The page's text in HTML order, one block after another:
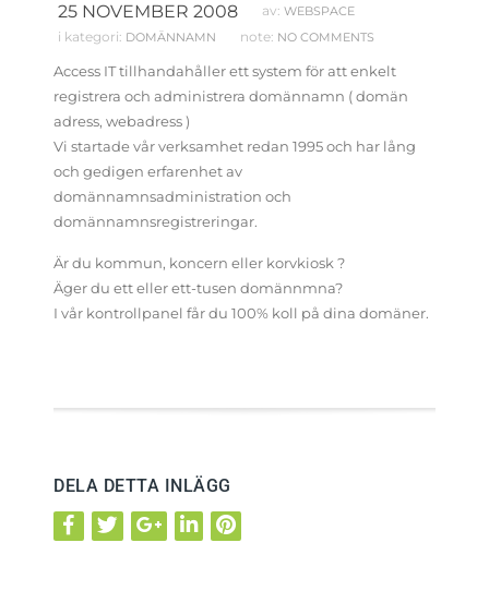
25 NOVEMBER 2008 av: WEBSPACE
i kategori: DOMÄNNAMN note: NO COMMENTS
Access IT tillhandahåller ett system för att enkelt
registrera och administrera domännamn ( domän
adress, webadress )
Vi startade vår verksamhet redan 1995 och har lång
och gedigen erfarenhet av
domännamnsadministration och
domännamnsregistreringar.
Är du kommun, koncern eller korvkiosk ?
Äger du ett eller ett-tusen domännmna?
I vår kontrollpanel får du 100% koll på dina domäner.
DELA DETTA INLÄGG